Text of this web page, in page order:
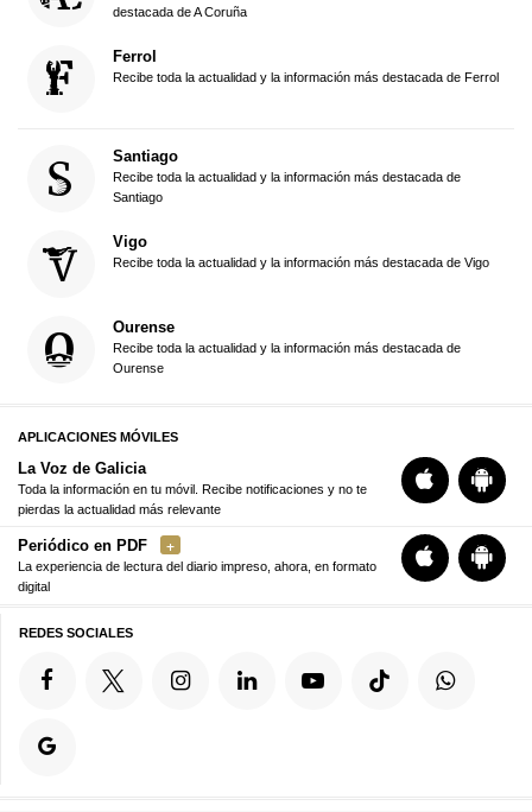
destacada de A Coruña
Ferrol
Recibe toda la actualidad y la información más destacada de Ferrol
Santiago
Recibe toda la actualidad y la información más destacada de
Santiago
Vigo
Recibe toda la actualidad y la información más destacada de Vigo
Ourense
Recibe toda la actualidad y la información más destacada de
Ourense
APLICACIONES MÓVILES
La Voz de Galicia
Toda la información en tu móvil. Recibe notificaciones y no te
pierdas la actualidad más relevante
Periódico en PDF
La experiencia de lectura del diario impreso, ahora, en formato
digital
REDES SOCIALES